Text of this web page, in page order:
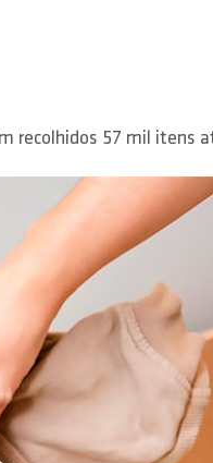
recolhidos 57 mil itens